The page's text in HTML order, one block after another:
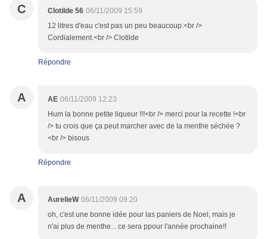
C Clotilde 56 06/11/2009 15:59
12 litres d'eau c'est pas un peu beaucoup.<br />
Cordialement.<br /> Clotilde
Répondre
A AE 06/11/2009 12:23
Hum la bonne petite liqueur !!!<br /> merci pour la recette !<br
/> tu crois que ça peut marcher avec de la menthe séchée ?
<br /> bisous
Répondre
A AurelieW 06/11/2009 09:20
oh, c'est une bonne idée pour las paniers de Noel, mais je
n'ai plus de menthe... ce sera ppour l'année prochaine!!